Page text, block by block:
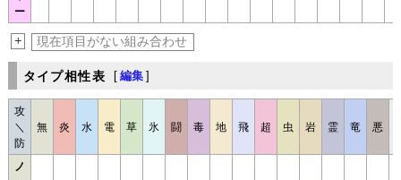
ー
+ 現在項目がない組み合わせ
タイプ相性表 [ 編集 ]
攻
＼
防
無 炎 水 電 草 氷 闘 毒 地 飛 超 虫 岩 霊 竜 悪
ノ